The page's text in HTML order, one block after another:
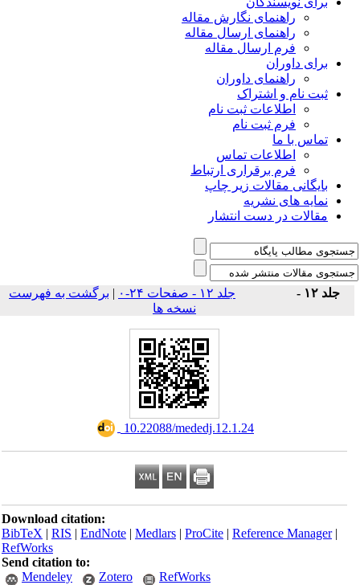
راهنمای نگارش مقاله
راهنمای ارسال مقاله
فرم ارسال مقاله
برای داوران
راهنمای داوران
ثبت نام و اشتراک
اطلاعات ثبت نام
فرم ثبت نام
تماس با ما
اطلاعات تماس
فرم برقراری ارتباط
بایگانی مقالات زیر چاپ
نمایه های نشریه
مقالات در دست انتشار
جلد ۱۲ - جلد ۱۲ - صفحات ۲۴-۰ | برگشت به فهرست
نسخه ها
‎ 10.22088/mededj.12.1.24
Download citation:
BibTeX|RIS|EndNote|Medlars|ProCite|Reference Manager
RefWorks
Send citation to:
Mendeley
Zotero RefWorks